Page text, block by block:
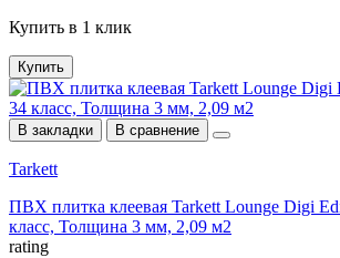
Купить в 1 клик
Купить
В закладки В сравнение
Tarkett
ПВХ плитка клеевая Tarkett Lounge Digi
класс, Толщина 3 мм, 2,09 м2
rating